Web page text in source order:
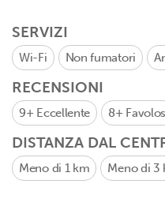
SERVIZI
Wi-Fi Non fumatori
RECENSIONI
9+ Eccellente 8+
DISTANZA DAL
Meno di 1 km Meno di 3